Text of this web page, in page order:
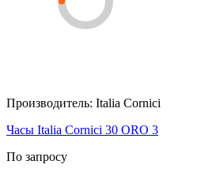
Производитель: Italia Cornici
Часы Italia Cornici 30 ORO 3
По запросу